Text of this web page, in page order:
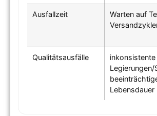
Ausfallzeit
Warten auf
Qualitätsausfälle
inkonsistente
Legierungen/
Lebensdauer